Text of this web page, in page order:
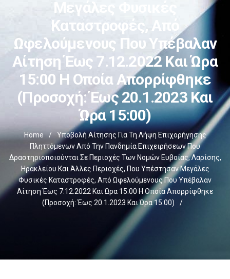
Μεγάλες Φυσικές
Καταστροφές, Από
Ωφελούμενους Που Υπέβαλαν
Αίτηση Έως 7.12.2022 Και Ώρα
15:00 Η Οποία Απορρίφθηκε
(Προσοχή: Έως 20.1.2023 Και
Ώρα 15:00)
Home /
Υποβολή Αίτησης Για Τη Λήψη Επιχορήγησης
Πληττόμενων Από Την Πανδημία Επιχειρήσεων Που
Δραστηριοποιούνται Σε Περιοχές Των Νομών Ευβοίας, Λαρίσης,
Ηρακλείου Και Άλλες Περιοχές, Που Υπέστησαν Μεγάλες
Φυσικές Καταστροφές, Από Ωφελούμενους Που Υπέβαλαν
Αίτηση Έως 7.12.2022 Και Ώρα 15:00 Η Οποία Απορρίφθηκε
(Προσοχή: Έως 20.1.2023 Και Ώρα 15:00)
/